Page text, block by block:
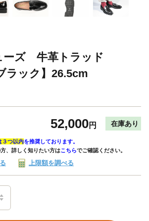
ーズ 牛革トラッド
ラック】26.5cm
52,000円 在庫あり
３つ以内を推奨しております。
、詳しく知りたい方はこちらでご確認ください。
上限額を調べる